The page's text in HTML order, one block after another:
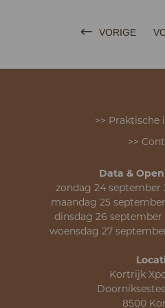
VORIGE
>>
>>
Data &
zondag 24 september
maandag 25
dinsdag 26 september
woensdag 27
Kortrijk
8500